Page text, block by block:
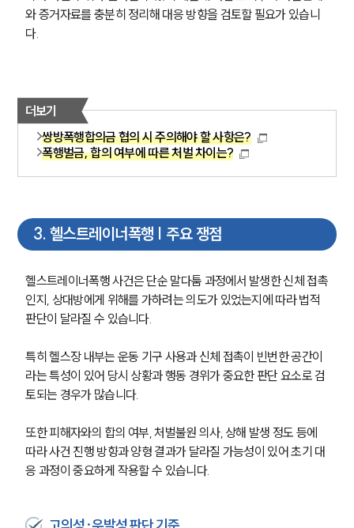
와 증거자료를 충분히 정리해 대응 방향을 검토할 필요가 있습니
다.
더보기
쌍방폭행합의금 협의 시 주의해야 할 사항은?
폭행벌금, 합의 여부에 따른 처벌 차이는?
3. 헬스트레이너폭행 | 주요 쟁점
헬스트레이너폭행 사건은 단순 말다툼 과정에서 발생한 신체 접촉
인지, 상대방에게 위해를 가하려는 의도가 있었는지에 따라 법적
판단이 달라질 수 있습니다.
특히 헬스장 내부는 운동 기구 사용과 신체 접촉이 빈번한 공간이
라는 특성이 있어 당시 상황과 행동 경위가 중요한 판단 요소로 검
토되는 경우가 많습니다.
또한 피해자와의 합의 여부, 처벌불원 의사, 상해 발생 정도 등에
따라 사건 진행 방향과 양형 결과가 달라질 가능성이 있어 초기 대
응 과정이 중요하게 작용할 수 있습니다.